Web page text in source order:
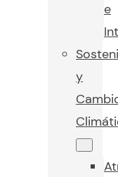
e
y